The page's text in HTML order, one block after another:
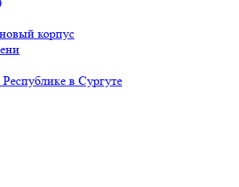
корпус
в Сургуте